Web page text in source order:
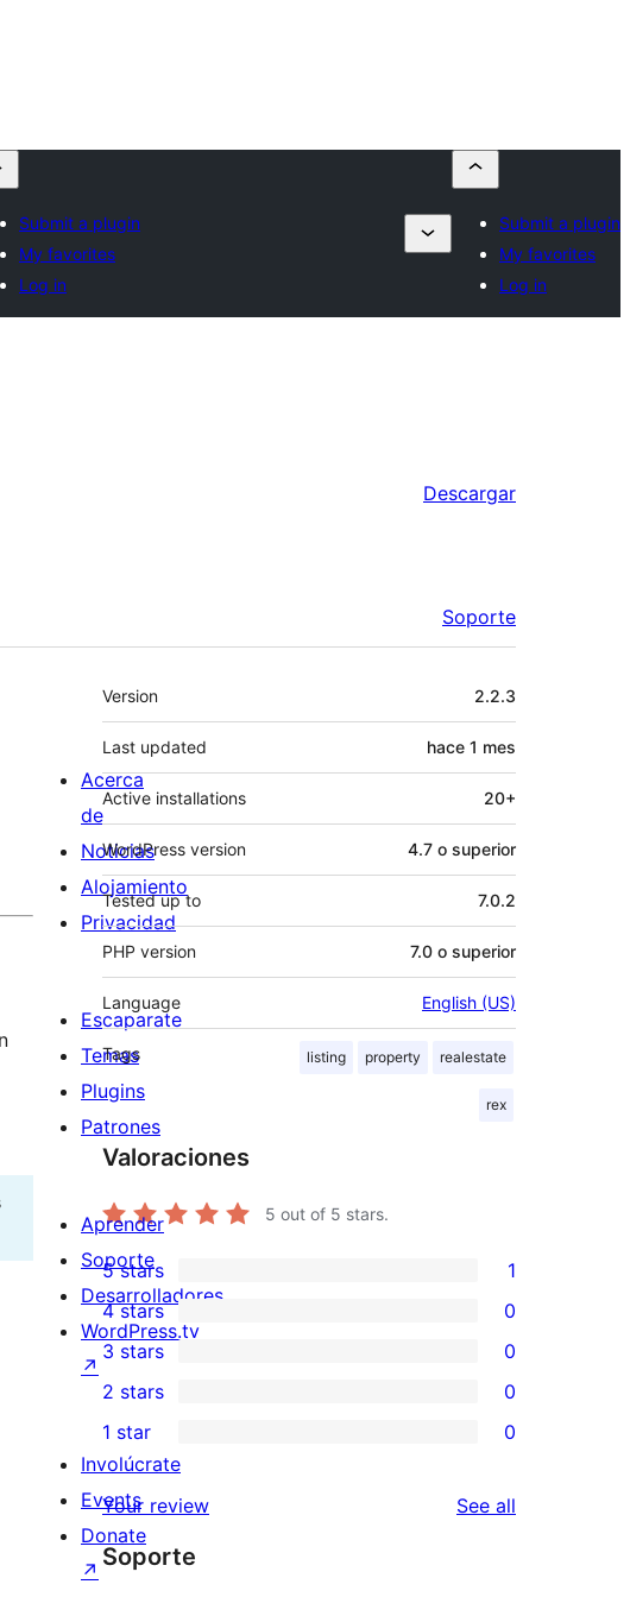
Submit a plugin
My favorites
Log in
Submit a plugin
My favorites
Log in
Descargar
Soporte
Meta
Version 2.2.3
Last updated hace 1 mes
Active installations 20+
WordPress version 4.7 o superior
Tested up to 7.0.2
PHP version 7.0 o superior
Language English (US)
Tags listing property realestate
rex
Valoraciones
5 out of 5 stars.
1
5-
star
review
5 stars 1
0
4-
star
reviews
4 stars 0
0
3-
star
reviews
3 stars 0
2-
star
reviews
2 stars 0
star
reviews
1 star 0
Your review See all
Soporte
Acerca
de
Noticias
Alojamiento
Privacidad
Escaparate
Temas
Plugins
Patrones
Aprender
Soporte
Desarrolladores
WordPress.tv
↗
Involúcrate
Events
Donate
↗